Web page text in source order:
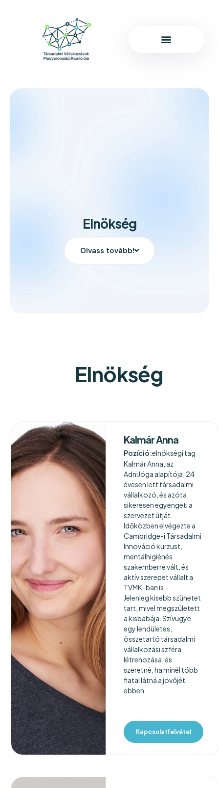
Elnökség
Olvass tovább!
Elnökség
Kalmár Anna
Pozíció:elnökségi tag
Kalmár Anna, az
AdniJóga alapítója, 24
évesen lett társadalmi
vállalkozó, és azóta
sikeresen egyengeti a
szervezet útját.
Időközben elvégezte a
Cambridge-i Társadalmi
Innováció kurzust,
mentálhigiénés
szakemberré vált, és
aktív szerepet vállalt a
TVMK-ban is.
Jelenleg kisebb szünetet
tart, mivel megszületett
a kisbabája. Szívügye
egy lendületes,
összetartó társadalmi
vállalkozási szféra
létrehozása, és
szeretné, ha minél több
fiatal látná a jövőjét
ebben.
Kapcsolatfelvétel